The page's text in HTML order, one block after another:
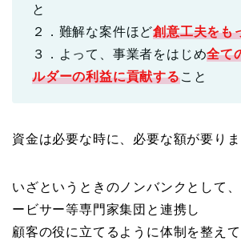
と
２．難解な案件ほど創意工夫をも
３．よって、事業者をはじめ全て
ルダーの利益に貢献すること
資金は必要な時に、必要な額が要りま
いざというときのノンバンクとして
ービサー等専門家集団と連携し
顧客の役に立てるように体制を整えて